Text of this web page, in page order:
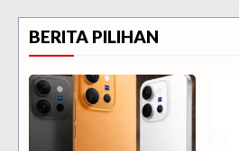
BERITA PILIHAN